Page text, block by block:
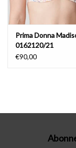
Prima Donna
0162120/21
€90,00